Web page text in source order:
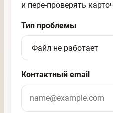
и пере-проверять
Тип проблемы
Контактный email